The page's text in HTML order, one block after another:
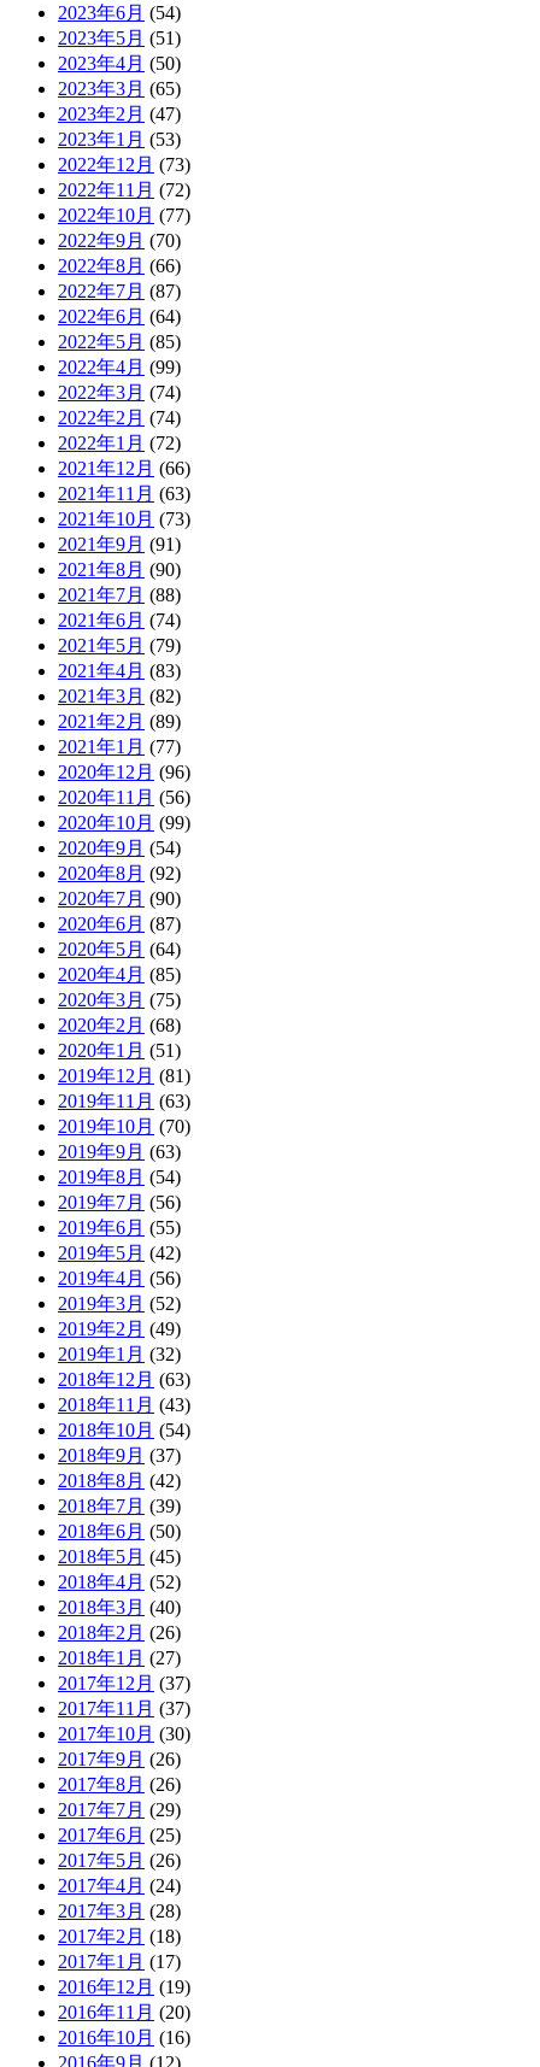
2023年6月 (54)
2023年5月 (51)
2023年4月 (50)
2023年3月 (65)
2023年2月 (47)
2023年1月 (53)
2022年12月 (73)
2022年11月 (72)
2022年10月 (77)
2022年9月 (70)
2022年8月 (66)
2022年7月 (87)
2022年6月 (64)
2022年5月 (85)
2022年4月 (99)
2022年3月 (74)
2022年2月 (74)
2022年1月 (72)
2021年12月 (66)
2021年11月 (63)
2021年10月 (73)
2021年9月 (91)
2021年8月 (90)
2021年7月 (88)
2021年6月 (74)
2021年5月 (79)
2021年4月 (83)
2021年3月 (82)
2021年2月 (89)
2021年1月 (77)
2020年12月 (96)
2020年11月 (56)
2020年10月 (99)
2020年9月 (54)
2020年8月 (92)
2020年7月 (90)
2020年6月 (87)
2020年5月 (64)
2020年4月 (85)
2020年3月 (75)
2020年2月 (68)
2020年1月 (51)
2019年12月 (81)
2019年11月 (63)
2019年10月 (70)
2019年9月 (63)
2019年8月 (54)
2019年7月 (56)
2019年6月 (55)
2019年5月 (42)
2019年4月 (56)
2019年3月 (52)
2019年2月 (49)
2019年1月 (32)
2018年12月 (63)
2018年11月 (43)
2018年10月 (54)
2018年9月 (37)
2018年8月 (42)
2018年7月 (39)
2018年6月 (50)
2018年5月 (45)
2018年4月 (52)
2018年3月 (40)
2018年2月 (26)
2018年1月 (27)
2017年12月 (37)
2017年11月 (37)
2017年10月 (30)
2017年9月 (26)
2017年8月 (26)
2017年7月 (29)
2017年6月 (25)
2017年5月 (26)
2017年4月 (24)
2017年3月 (28)
2017年2月 (18)
2017年1月 (17)
2016年12月 (19)
2016年11月 (20)
2016年10月 (16)